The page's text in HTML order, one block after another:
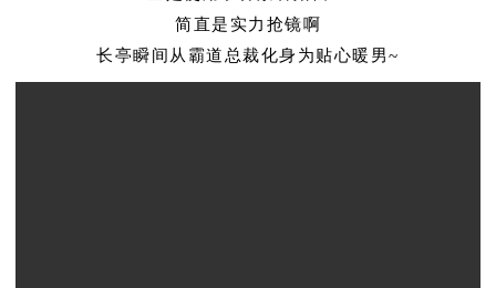
简直是实力抢镜啊
长亭瞬间从霸道总裁化身为贴心暖男~